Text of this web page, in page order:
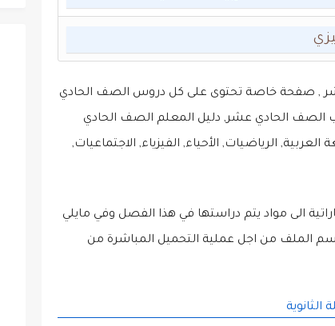
عشر , صفحة خاصة تحتوى على كل دروس الصف الحادي
الصف الحادي عشر, دليل المعلم الصف الحادي
الرياضيات, الأحياء, الفيزياء, الاجتماعيات,
الى مواد يتم دراستها في هذا الفصل وفي مايلي
الملف من اجل عملية التحميل المباشرة من
الثانوية